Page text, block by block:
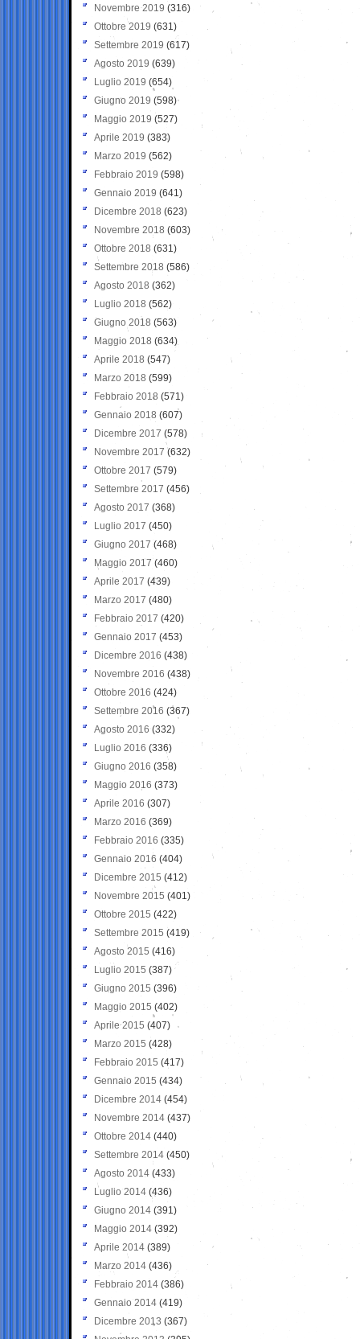
Novembre 2019 (316)
Ottobre 2019 (631)
Settembre 2019 (617)
Agosto 2019 (639)
Luglio 2019 (654)
Giugno 2019 (598)
Maggio 2019 (527)
Aprile 2019 (383)
Marzo 2019 (562)
Febbraio 2019 (598)
Gennaio 2019 (641)
Dicembre 2018 (623)
Novembre 2018 (603)
Ottobre 2018 (631)
Settembre 2018 (586)
Agosto 2018 (362)
Luglio 2018 (562)
Giugno 2018 (563)
Maggio 2018 (634)
Aprile 2018 (547)
Marzo 2018 (599)
Febbraio 2018 (571)
Gennaio 2018 (607)
Dicembre 2017 (578)
Novembre 2017 (632)
Ottobre 2017 (579)
Settembre 2017 (456)
Agosto 2017 (368)
Luglio 2017 (450)
Giugno 2017 (468)
Maggio 2017 (460)
Aprile 2017 (439)
Marzo 2017 (480)
Febbraio 2017 (420)
Gennaio 2017 (453)
Dicembre 2016 (438)
Novembre 2016 (438)
Ottobre 2016 (424)
Settembre 2016 (367)
Agosto 2016 (332)
Luglio 2016 (336)
Giugno 2016 (358)
Maggio 2016 (373)
Aprile 2016 (307)
Marzo 2016 (369)
Febbraio 2016 (335)
Gennaio 2016 (404)
Dicembre 2015 (412)
Novembre 2015 (401)
Ottobre 2015 (422)
Settembre 2015 (419)
Agosto 2015 (416)
Luglio 2015 (387)
Giugno 2015 (396)
Maggio 2015 (402)
Aprile 2015 (407)
Marzo 2015 (428)
Febbraio 2015 (417)
Gennaio 2015 (434)
Dicembre 2014 (454)
Novembre 2014 (437)
Ottobre 2014 (440)
Settembre 2014 (450)
Agosto 2014 (433)
Luglio 2014 (436)
Giugno 2014 (391)
Maggio 2014 (392)
Aprile 2014 (389)
Marzo 2014 (436)
Febbraio 2014 (386)
Gennaio 2014 (419)
Dicembre 2013 (367)